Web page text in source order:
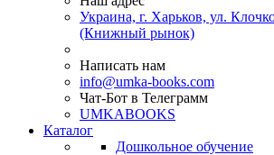
Украина, г. Харьков, ул.
(Книжный рынок)
Написать нам
info@umka-books.com
Чат-Бот в Телеграмм
UMKABOOKS
Каталог
Дошкольное обучение